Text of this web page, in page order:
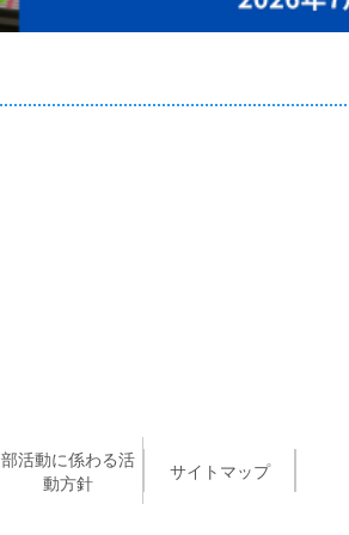
部活動に係わる活
動方針
サイトマップ